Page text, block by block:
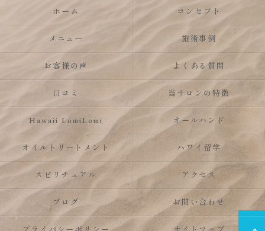
ホーム コンセプト
メニュー 施術事例
お客様の声 よくある質問
口コミ 当サロンの特徴
Hawaii LomiLomi オールハンド
オイルトリートメント ハワイ留学
スピリチュアル アクセス
ブログ お問い合わせ